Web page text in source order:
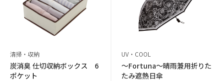
清掃・収納
炭消臭 仕切収納ボックス 6
ポケット
UV・COOL
〜Fortuna〜晴雨兼用折りた
たみ遮熱日傘